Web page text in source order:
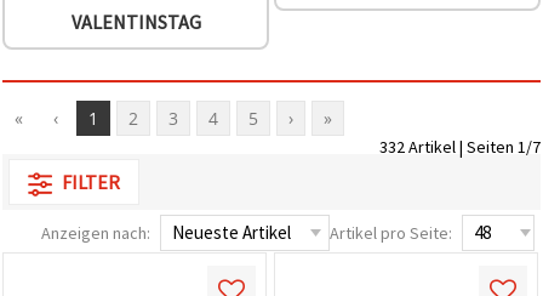
VALENTINSTAG
« ‹ 1 2 3 4 5 › »
332 Artikel | Seiten 1/7
FILTER
Anzeigen nach: Artikel pro Seite: